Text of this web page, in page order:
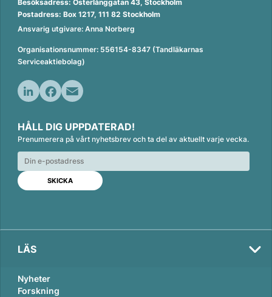
Besöksadress: Österlånggatan 43, Stockholm
Postadress: Box 1217, 111 82 Stockholm
Ansvarig utgivare: Anna Norberg
Organisationsnummer: 556154-8347 (Tandläkarnas
Serviceaktiebolag)
n
k
e
d
n
c
e
b
o
o
k
a
i
l
HÅLL DIG UPPDATERAD!
Prenumerera på vårt nyhetsbrev och ta del av aktuellt varje vecka.
LÄS
Nyheter
Forskning